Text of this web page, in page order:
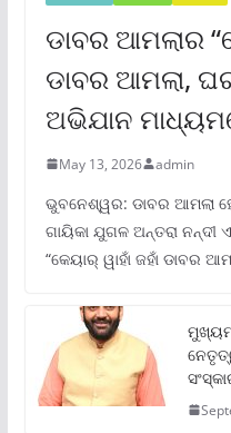
ଡାବର ଆମଲାର
ଡାବର ଆମଲା, ଘର୍
ଅଭିଯାନ
May 13, 2026 admin
ଭୁବନେଶ୍ୱର: ଡାବର ଆମଲା
ଗାୟିକା ଯୁଗଳ ଅନ୍ତରା ନନ୍ଦୀ
“କେୟାର୍ ୱାହାଁ ଜହାଁ ଡାବର